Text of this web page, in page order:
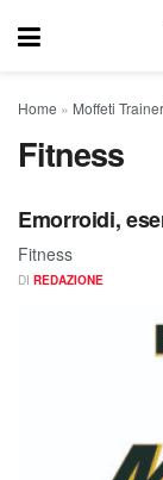
Home » Moffeti
Fitness
Emorroidi,
Fitness
DI REDAZIONE